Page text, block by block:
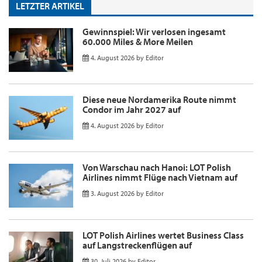
LETZTER ARTIKEL
Gewinnspiel: Wir verlosen ingesamt
60.000 Miles & More Meilen
4. August 2026 by Editor
Diese neue Nordamerika Route nimmt
Condor im Jahr 2027 auf
4. August 2026 by Editor
Von Warschau nach Hanoi: LOT Polish
Airlines nimmt Flüge nach Vietnam auf
3. August 2026 by Editor
LOT Polish Airlines wertet Business Class
auf Langstreckenflügen auf